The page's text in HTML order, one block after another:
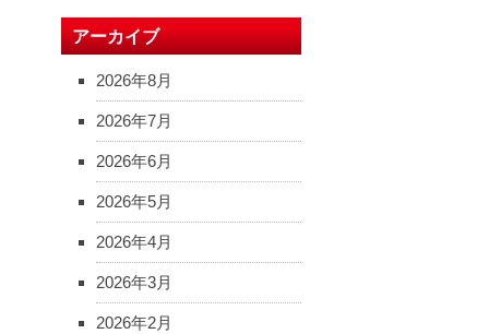
アーカイブ
2026年8月
2026年7月
2026年6月
2026年5月
2026年4月
2026年3月
2026年2月